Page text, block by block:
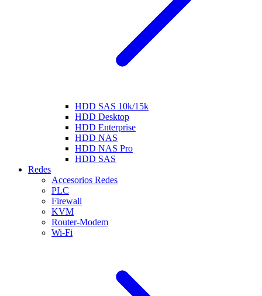
HDD SAS 10k/15k
HDD Desktop
HDD Enterprise
HDD NAS
HDD NAS Pro
HDD SAS
Redes
Accesorios Redes
PLC
Firewall
KVM
Router-Modem
Wi-Fi